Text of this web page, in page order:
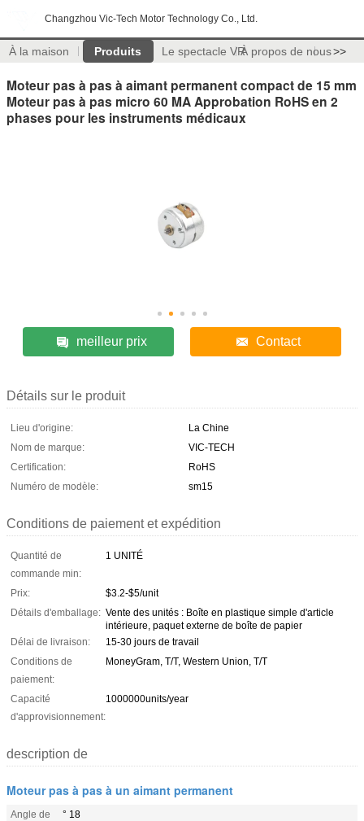
Changzhou Vic-Tech Motor Technology Co., Ltd.
À la maison Produits Le spectacle VRÀ propos de nous>>
Moteur pas à pas à aimant permanent compact de 15 mm
Moteur pas à pas micro 60 MA Approbation RoHS en 2
phases pour les instruments médicaux
meilleur prix Contact
Détails sur le produit
Lieu d'origine:
La Chine
Nom de marque:
VIC-TECH
Certification:
RoHS
Numéro de modèle:
sm15
Conditions de paiement et expédition
Quantité de
commande min:
1 UNITÉ
Prix:
$3.2-$5/unit
Détails d'emballage: Vente des unités : Boîte en plastique simple d'article
intérieure, paquet externe de boîte de papier
Délai de livraison:
15-30 jours de travail
Conditions de
paiement:
MoneyGram, T/T, Western Union, T/T
Capacité
d'approvisionnement:
1000000units/year
description de
Moteur pas à pas à un aimant permanent
Angle de
° 18